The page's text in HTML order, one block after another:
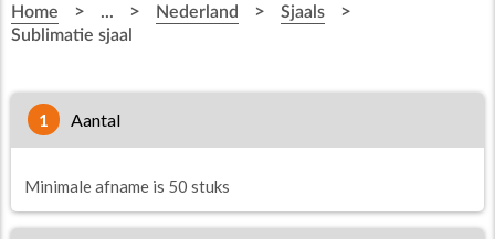
Home > ... > Nederland > Sjaals >
Sublimatie sjaal
1 aantal
Minimale afname is 50 stuks